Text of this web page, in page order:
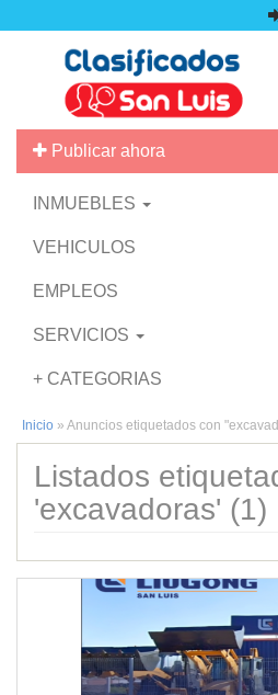
Publicar ahora
INMUEBLES
VEHICULOS
EMPLEOS
SERVICIOS
+ CATEGORIAS
Inicio » Anuncios etiquetados con
Listados
'excavadoras' (1)